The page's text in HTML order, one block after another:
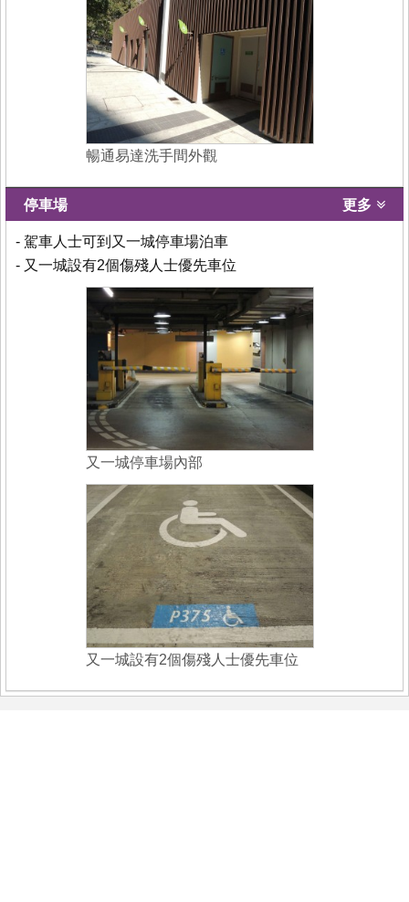
暢通易達洗手間外觀
停車場 更多
- 駕車人士可到又一城停車場泊車
- 又一城設有2個傷殘人士優先車位
又一城停車場內部
又一城設有2個傷殘人士優先車位